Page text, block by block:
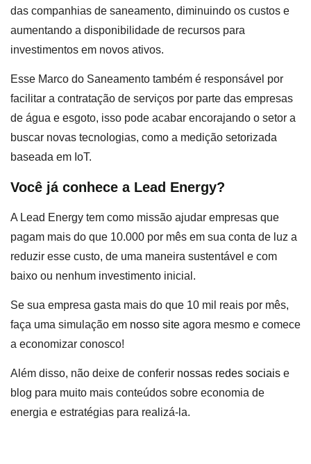
das companhias de saneamento, diminuindo os custos e
aumentando a disponibilidade de recursos para
investimentos em novos ativos.
Esse Marco do Saneamento também é responsável por
facilitar a contratação de serviços por parte das empresas
de água e esgoto, isso pode acabar encorajando o setor a
buscar novas tecnologias, como a medição setorizada
baseada em IoT.
Você já conhece a Lead Energy?
A Lead Energy tem como missão ajudar empresas que
pagam mais do que 10.000 por mês em sua conta de luz a
reduzir esse custo, de uma maneira sustentável e com
baixo ou nenhum investimento inicial.
Se sua empresa gasta mais do que 10 mil reais por mês,
faça uma simulação em nosso site agora mesmo e comece
a economizar conosco!
Além disso, não deixe de conferir nossas redes sociais e
blog para muito mais conteúdos sobre economia de
energia e estratégias para realizá-la.